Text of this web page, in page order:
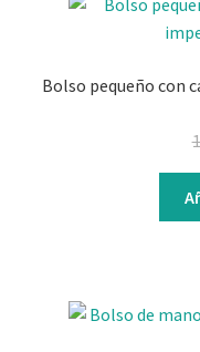
Bolso pequeño con